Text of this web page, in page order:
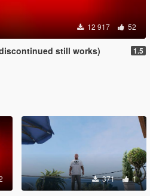
12 917 52
still works) 1.5
371 1